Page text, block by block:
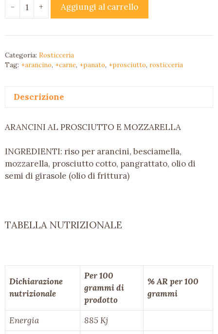
-
Arancini
prosciutto
mozzarella
+ Aggiungi al carrello
Categoria: Rosticceria
Tag: +arancino, +carne, +panato, +prosciutto, rosticceria
Descrizione
ARANCINI AL PROSCIUTTO E MOZZARELLA
INGREDIENTI: riso per arancini, besciamella,
mozzarella, prosciutto cotto, pangrattato, olio di
semi di girasole (olio di frittura)
TABELLA NUTRIZIONALE
Dichiarazione
nutrizionale
Per 100
grammi di
prodotto
% AR per 100
grammi
Energia
885 Kj